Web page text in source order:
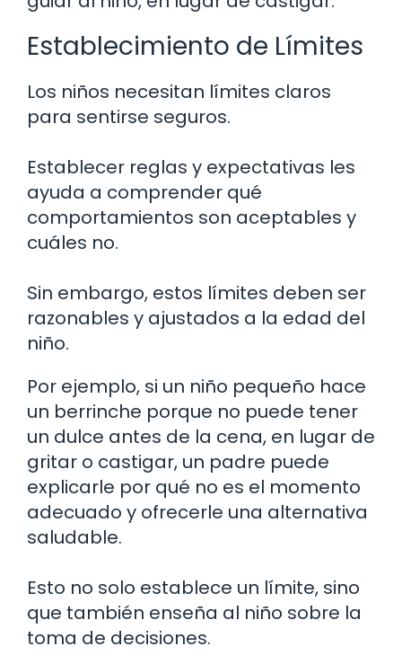
Establecimiento de Límites
Los niños necesitan límites claros
para sentirse seguros.
Establecer reglas y expectativas les
ayuda a comprender qué
comportamientos son aceptables y
cuáles no.
Sin embargo, estos límites deben ser
razonables y ajustados a la edad del
niño.
Por ejemplo, si un niño pequeño hace
un berrinche porque no puede tener
un dulce antes de la cena, en lugar de
gritar o castigar, un padre puede
explicarle por qué no es el momento
adecuado y ofrecerle una alternativa
saludable.
Esto no solo establece un límite, sino
que también enseña al niño sobre la
toma de decisiones.